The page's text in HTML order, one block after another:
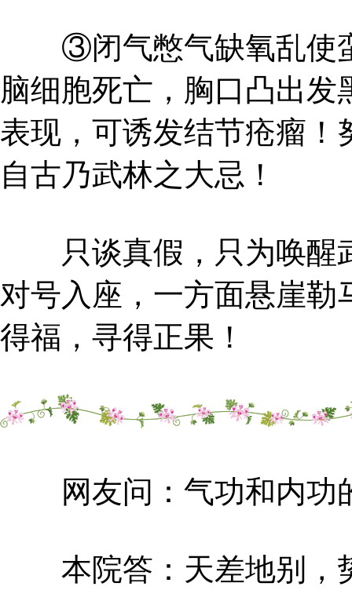
③闭气憋气缺氧乱使蛮
脑细胞死亡，胸口凸出
表现，可诱发结节疮瘤！
自古乃武林之大忌！
只谈真假，只为唤醒
对号入座，一方面悬崖
得福，寻得正果！
网友问：气功和内功
本院答：天差地别，